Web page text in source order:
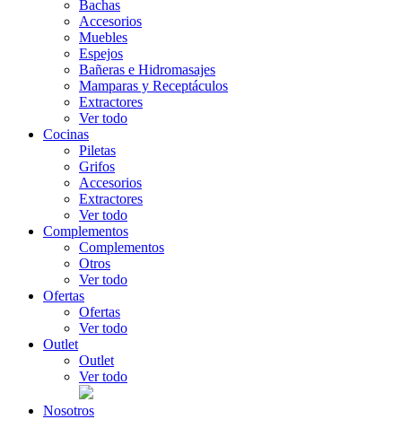
Bachas
Accesorios
Muebles
Espejos
Bañeras e Hidromasajes
Mamparas y Receptáculos
Extractores
Ver todo
Cocinas
Piletas
Grifos
Accesorios
Extractores
Ver todo
Complementos
Complementos
Otros
Ver todo
Ofertas
Ofertas
Ver todo
Outlet
Outlet
Ver todo
Nosotros